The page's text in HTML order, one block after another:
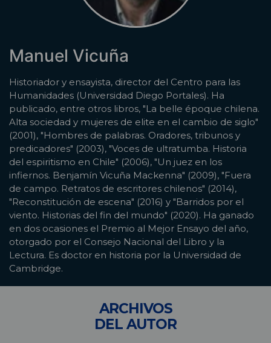
Manuel Vicuña
Historiador y ensayista, director del Centro para las
Humanidades (Universidad Diego Portales). Ha
publicado, entre otros libros, "La belle époque chilena.
Alta sociedad y mujeres de elite en el cambio de siglo"
(2001), "Hombres de palabras. Oradores, tribunos y
predicadores" (2003), "Voces de ultratumba. Historia
del espiritismo en Chile" (2006), "Un juez en los
infiernos. Benjamín Vicuña Mackenna" (2009), "Fuera
de campo. Retratos de escritores chilenos" (2014),
"Reconstitución de escena" (2016) y "Barridos por el
viento. Historias del fin del mundo" (2020). Ha ganado
en dos ocasiones el Premio al Mejor Ensayo del año,
otorgado por el Consejo Nacional del Libro y la
Lectura. Es doctor en historia por la Universidad de
Cambridge.
ARCHIVOS
DEL AUTOR